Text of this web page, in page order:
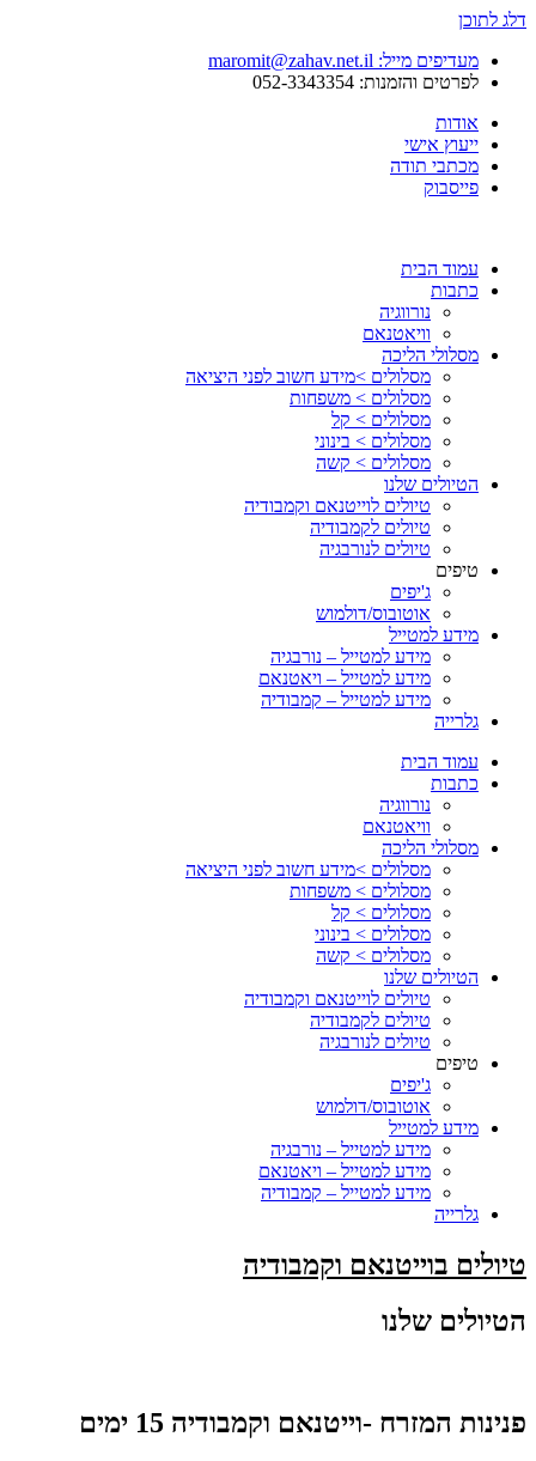
דלג לתוכן
מעדיפים מייל: maromit@zahav.net.il‏
לפרטים והזמנות: 052-3343354
אודות
ייעוץ אישי
מכתבי תודה
פייסבוק
עמוד הבית
כתבות
נורווגיה
וויאטנאם
מסלולי הליכה
מסלולים >מידע חשוב לפני היציאה
מסלולים > משפחות
מסלולים > קל
מסלולים > בינוני
מסלולים > קשה
הטיולים שלנו
טיולים לוייטנאם וקמבודיה
טיולים לקמבודיה
טיולים לנורבגיה
טיפים
ג'יפים
אוטובוס/דולמוש
מידע למטייל
מידע למטייל – נורבגיה
מידע למטייל – ויאטנאם
מידע למטייל – קמבודיה
גלרייה
עמוד הבית
כתבות
נורווגיה
וויאטנאם
מסלולי הליכה
מסלולים >מידע חשוב לפני היציאה
מסלולים > משפחות
מסלולים > קל
מסלולים > בינוני
מסלולים > קשה
הטיולים שלנו
טיולים לוייטנאם וקמבודיה
טיולים לקמבודיה
טיולים לנורבגיה
טיפים
ג'יפים
אוטובוס/דולמוש
מידע למטייל
מידע למטייל – נורבגיה
מידע למטייל – ויאטנאם
מידע למטייל – קמבודיה
גלרייה
טיולים בוייטנאם וקמבודיה
הטיולים שלנו
פנינות המזרח -וייטנאם וקמבודיה 15 ימים